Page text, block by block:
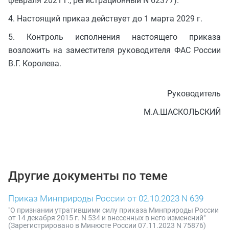
4. Настоящий приказ действует до 1 марта 2029 г.
5. Контроль исполнения настоящего приказа
возложить на заместителя руководителя ФАС России
В.Г. Королева.
Руководитель
М.А.ШАСКОЛЬСКИЙ
Другие документы по теме
Приказ Минприроды России от 02.10.2023 N 639
"О признании утратившими силу приказа Минприроды России
от 14 декабря 2015 г. N 534 и внесенных в него изменений"
(Зарегистрировано в Минюсте России 07.11.2023 N 75876)